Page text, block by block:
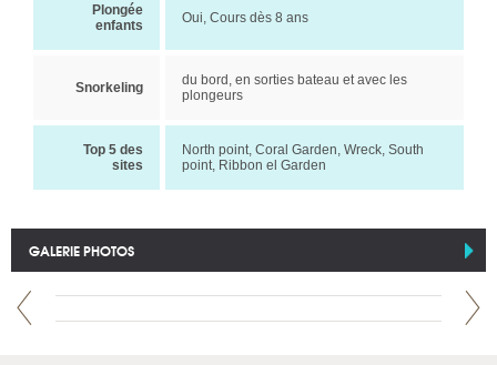
Plongée
enfants
Oui, Cours dès 8 ans
Snorkeling
du bord, en sorties bateau et avec les
plongeurs
Top 5 des
sites
North point, Coral Garden, Wreck, South
point, Ribbon el Garden
GALERIE PHOTOS